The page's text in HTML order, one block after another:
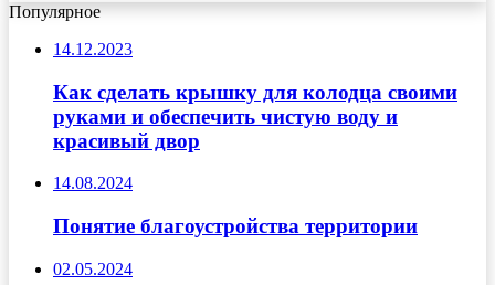
Популярное
14.12.2023
Как сделать крышку для колодца своими
руками и обеспечить чистую воду и
красивый двор
14.08.2024
Понятие благоустройства территории
02.05.2024